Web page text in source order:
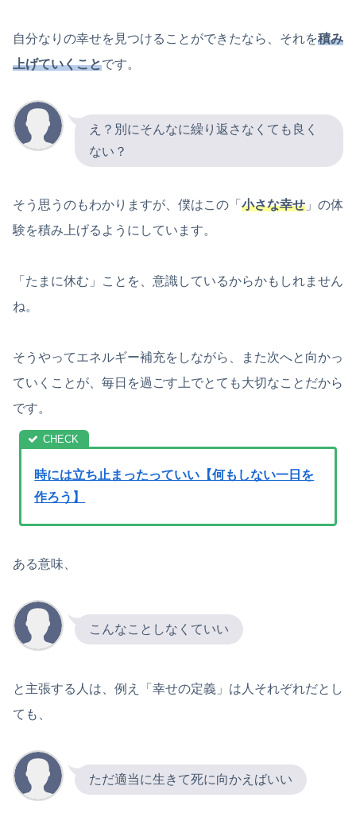
自分なりの幸せを見つけることができたなら、それを積み
上げていくことです。
え？別にそんなに繰り返さなくても良く
ない？
そう思うのもわかりますが、僕はこの「 小さな幸せ 」の体
験を積み上げるようにしています。
「たまに休む」ことを、意識しているからかもしれません
ね。
そうやってエネルギー補充をしながら、また次へと向かっ
ていくことが、毎日を過ごす上でとても大切なことだから
です。
時には立ち止まったっていい【何もしない一日を
作ろう】
ある意味、
こんなことしなくていい
と主張する人は、例え「幸せの定義」は人それぞれだとし
ても、
ただ適当に生きて死に向かえばいい